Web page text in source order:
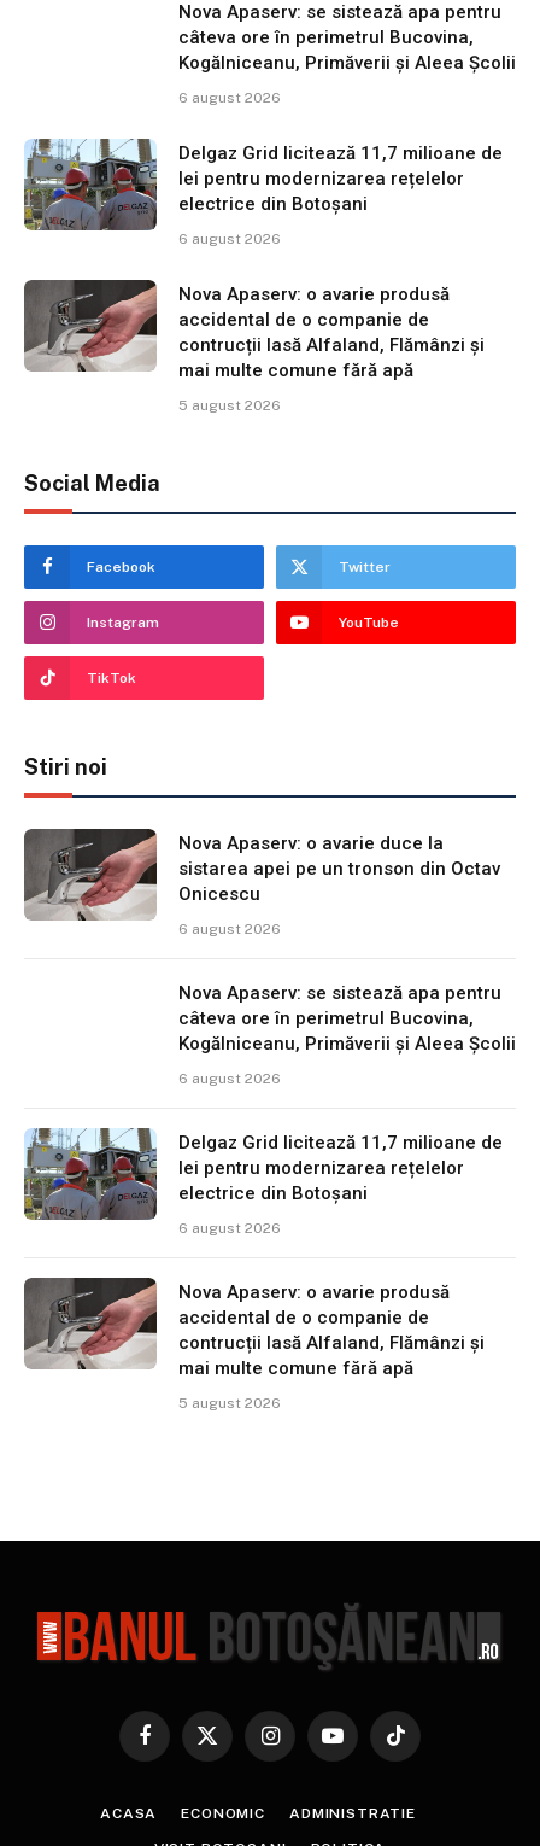
Nova Apaserv: se sistează apa pentru
câteva ore în perimetrul Bucovina,
Kogălniceanu, Primăverii și Aleea Școlii
6 august 2026
Delgaz Grid licitează 11,7 milioane de
lei pentru modernizarea rețelelor
electrice din Botoșani
6 august 2026
Nova Apaserv: o avarie produsă
accidental de o companie de
contrucții lasă Alfaland, Flămânzi și
mai multe comune fără apă
5 august 2026
Social Media
Facebook Twitter
Instagram YouTube
TikTok
Stiri noi
Nova Apaserv: o avarie duce la
sistarea apei pe un tronson din Octav
Onicescu
6 august 2026
Nova Apaserv: se sistează apa pentru
câteva ore în perimetrul Bucovina,
Kogălniceanu, Primăverii și Aleea Școlii
6 august 2026
Delgaz Grid licitează 11,7 milioane de
lei pentru modernizarea rețelelor
electrice din Botoșani
6 august 2026
Nova Apaserv: o avarie produsă
accidental de o companie de
contrucții lasă Alfaland, Flămânzi și
mai multe comune fără apă
5 august 2026
Facebook
X
InstagramYouTubeTikTok
ACASA ECONOMIC ADMINISTRATIE